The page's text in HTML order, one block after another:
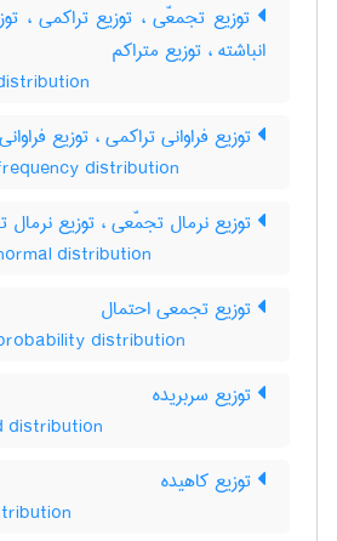
توزیع تجمعّی ، توزیع تراکمی ،
انباشته ، توزیع متراکم
توزیع فراوانی تراکمی ، توزیع
distribution
توزیع نرمال تجمّعی ، توزیع
distribution
توزیع تجمعی احتمال
distribution
توزیع سربریده
distribution
توزیع کاهیده